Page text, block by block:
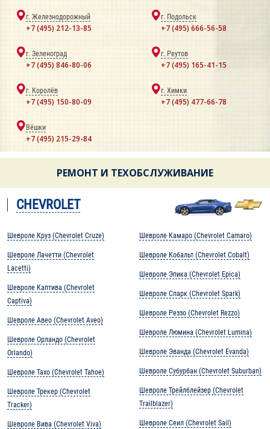
г. Железнодорожный
+7 (495) 212-13-85
г. Подольск
+7 (495) 666-56-58
г. Зеленоград
+7 (495) 846-80-06
г. Реутов
+7 (495) 165-41-15
г. Королёв
+7 (495) 150-80-09
г. Химки
+7 (495) 477-66-78
Вёшки
+7 (495) 215-29-84
РЕМОНТ И ТЕХОБСЛУЖИВАНИЕ
CHEVROLET
Шевроле Круз (Chevrolet Cruze)
Шевроле Лачетти (Chevrolet
Lacetti)
Шевроле Каптива (Chevrolet
Captiva)
Шевроле Авео (Chevrolet Aveo)
Шевроле Орландо (Chevrolet
Orlando)
Шевроле Тахо (Chevrolet Tahoe)
Шевроле Трекер (Chevrolet
Tracker)
Шевроле Вива (Chevrolet Viva)
Шевроле Камаро (Chevrolet Camaro)
Шевроле Кобальт (Chevrolet Cobalt)
Шевроле Эпика (Chevrolet Epica)
Шевроле Спарк (Chevrolet Spark)
Шевроле Реззо (Chevrolet Rezzo)
Шевроле Люмина (Chevrolet Lumina)
Шевроле Эванда (Chevrolet Evanda)
Шевроле Субурбан (Chevrolet Suburban)
Шевроле Трейлблейзер (Chevrolet
Trailblazer)
Шевроле Сеил (Chevrolet Sail)